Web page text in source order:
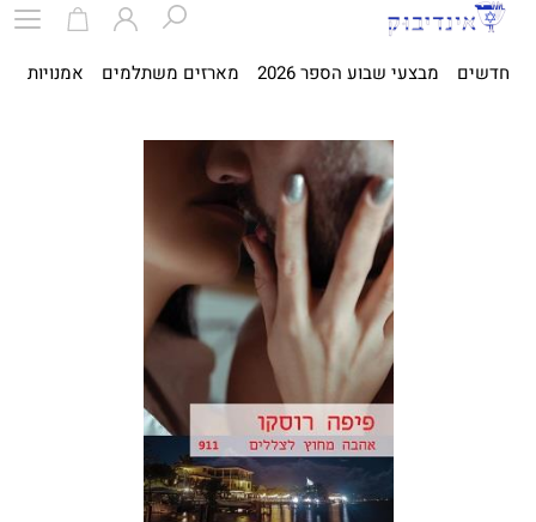
חדשים מבצעי שבוע הספר 2026 מארזים משתלמים אמנויות